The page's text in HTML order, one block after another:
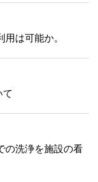
は可能か。
洗浄を施設の看